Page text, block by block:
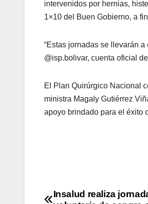
intervenidos por hernias,
1×10 del Buen Gobierno, a
“Estas jornadas se llevarán
@isp.bolivar, cuenta oficial
El Plan Quirúrgico Nacional
ministra Magaly Gutiérrez
apoyo brindado para el éxito
Insalud realiza